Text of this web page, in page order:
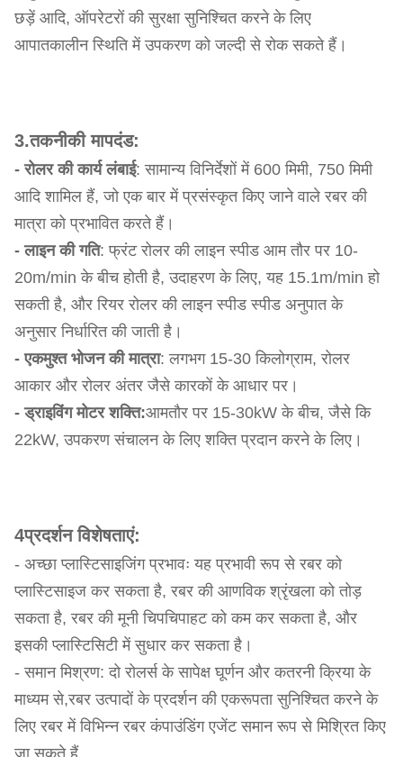
छड़ें आदि, ऑपरेटरों की सुरक्षा सुनिश्चित करने के लिए
आपातकालीन स्थिति में उपकरण को जल्दी से रोक सकते हैं।
3.तकनीकी मापदंड:
- रोलर की कार्य लंबाई: सामान्य विनिर्देशों में 600 मिमी, 750 मिमी
आदि शामिल हैं, जो एक बार में प्रसंस्कृत किए जाने वाले रबर की
मात्रा को प्रभावित करते हैं।
- लाइन की गति: फ्रंट रोलर की लाइन स्पीड आम तौर पर 10-
20m/min के बीच होती है, उदाहरण के लिए, यह 15.1m/min हो
सकती है, और रियर रोलर की लाइन स्पीड स्पीड अनुपात के
अनुसार निर्धारित की जाती है।
- एकमुश्त भोजन की मात्रा: लगभग 15-30 किलोग्राम, रोलर
आकार और रोलर अंतर जैसे कारकों के आधार पर।
- ड्राइविंग मोटर शक्ति:आमतौर पर 15-30kW के बीच, जैसे कि
22kW, उपकरण संचालन के लिए शक्ति प्रदान करने के लिए।
4प्रदर्शन विशेषताएं:
- अच्छा प्लास्टिसाइजिंग प्रभावः यह प्रभावी रूप से रबर को
प्लास्टिसाइज कर सकता है, रबर की आणविक श्रृंखला को तोड़
सकता है, रबर की मूनी चिपचिपाहट को कम कर सकता है, और
इसकी प्लास्टिसिटी में सुधार कर सकता है।
- समान मिश्रण: दो रोलर्स के सापेक्ष घूर्णन और कतरनी क्रिया के
माध्यम से,रबर उत्पादों के प्रदर्शन की एकरूपता सुनिश्चित करने के
लिए रबर में विभिन्न रबर कंपाउंडिंग एजेंट समान रूप से मिश्रित किए
जा सकते हैं.